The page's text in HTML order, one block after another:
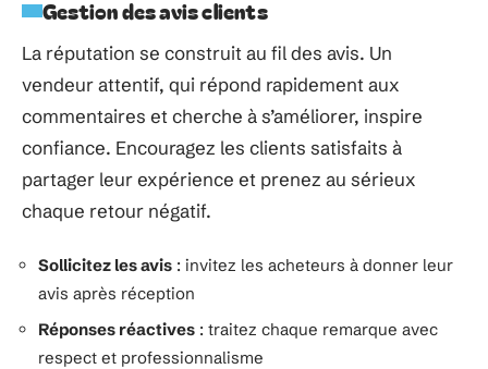
Gestion des avis clients
La réputation se construit au fil des avis. Un
vendeur attentif, qui répond rapidement aux
commentaires et cherche à s’améliorer, inspire
confiance. Encouragez les clients satisfaits à
partager leur expérience et prenez au sérieux
chaque retour négatif.
Sollicitez les avis : invitez les acheteurs à donner leur
avis après réception
Réponses réactives : traitez chaque remarque avec
respect et professionnalisme